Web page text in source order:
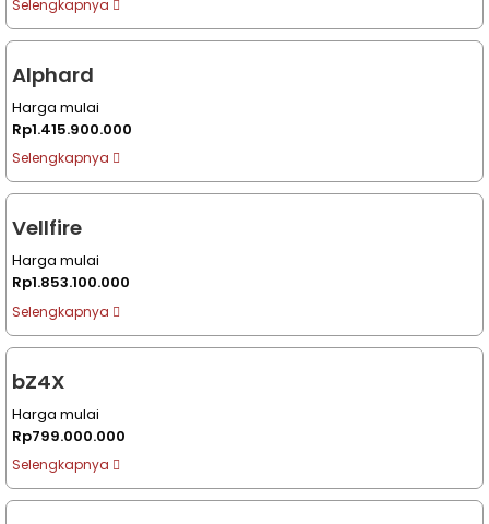
Selengkapnya
Alphard
Harga mulai
Rp1.415.900.000
Selengkapnya
Vellfire
Harga mulai
Rp1.853.100.000
Selengkapnya
bZ4X
Harga mulai
Rp799.000.000
Selengkapnya